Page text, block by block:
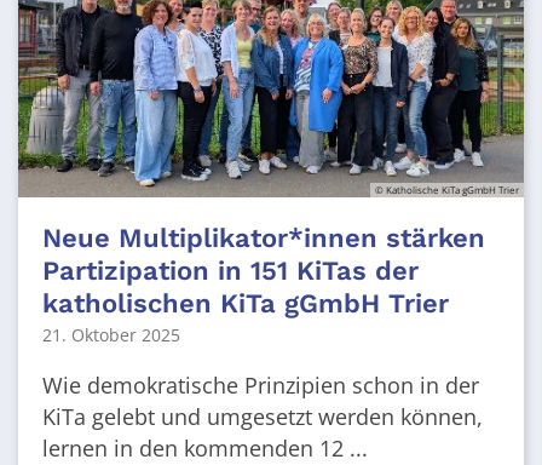
© Katholische KiTa gGmbH Trier
Neue Multiplikator*innen stärken
Partizipation in 151 KiTas der
katholischen KiTa gGmbH Trier
21. Oktober 2025
Wie demokratische Prinzipien schon in der
KiTa gelebt und umgesetzt werden können,
lernen in den kommenden 12 ...